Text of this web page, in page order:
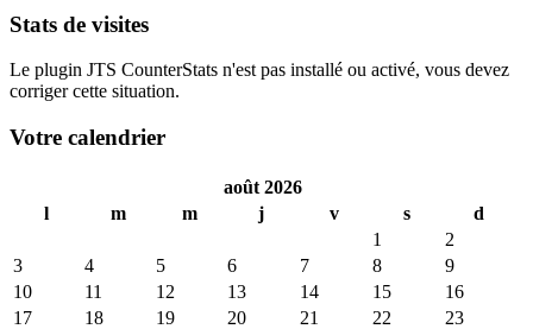
Stats de visites
Le plugin JTS CounterStats n'est pas installé ou activé, vous devez
corriger cette situation.
Votre calendrier
août 2026
l
m m j v s
d
1
2
3
4 5 6 7 8
9
10
11 12 13 14 15
16
17
18 19 20 21 22
23